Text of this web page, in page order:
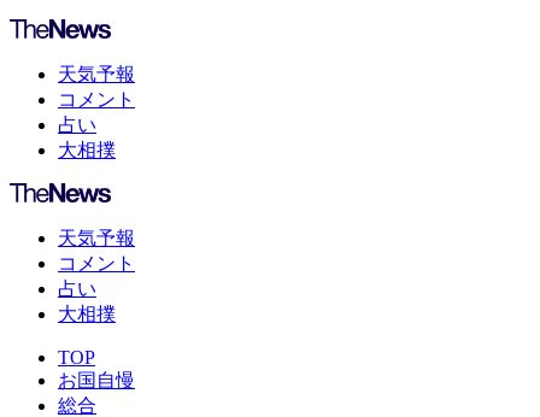
天気予報
コメント
占い
大相撲
天気予報
コメント
占い
大相撲
TOP
お国自慢
総合